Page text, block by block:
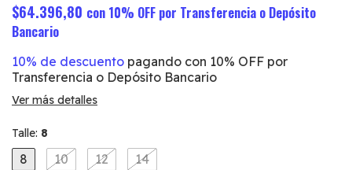
$64.396,80 con 10% OFF por Transferencia o Depósito
Bancario
10% de descuento pagando con 10% OFF por
Transferencia o Depósito Bancario
Ver más detalles
Talle: 8
8 10 12 14